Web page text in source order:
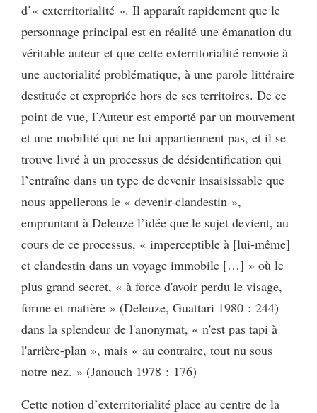
d’« exterritorialité ». Il apparaît rapidement que le
personnage principal est en réalité une émanation du
véritable auteur et que cette exterritorialité renvoie à
une auctorialité problématique, à une parole littéraire
destituée et expropriée hors de ses territoires. De ce
point de vue, l’Auteur est emporté par un mouvement
et une mobilité qui ne lui appartiennent pas, et il se
trouve livré à un processus de désidentification qui
l’entraîne dans un type de devenir insaisissable que
nous appellerons le « devenir-clandestin »,
empruntant à Deleuze l’idée que le sujet devient, au
cours de ce processus, « imperceptible à [lui-même]
et clandestin dans un voyage immobile […] » où le
plus grand secret, « à force d'avoir perdu le visage,
forme et matière » (Deleuze, Guattari 1980 : 244)
dans la splendeur de l'anonymat, « n'est pas tapi à
l'arrière-plan », mais « au contraire, tout nu sous
notre nez. » (Janouch 1978 : 176)
Cette notion d’exterritorialité place au centre de la